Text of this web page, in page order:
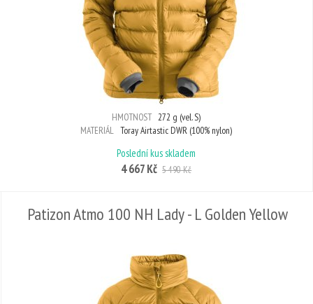
HMOTNOST 272 g (vel. S)
MATERIÁL Toray Airtastic DWR (100% nylon)
Poslední kus skladem
4 667 Kč 5 490 Kč
Patizon Atmo 100 NH Lady - L Golden Yellow